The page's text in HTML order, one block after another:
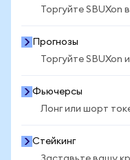
Торгуйте
Прогнозы
Торгуйте
Фьючерсы
Лонг или шорт
Стейкинг